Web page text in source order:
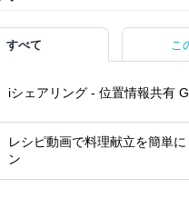
すべて こ
iシェアリング - 位置情報共有
レシピ動画で料理献立を簡単‪
ン